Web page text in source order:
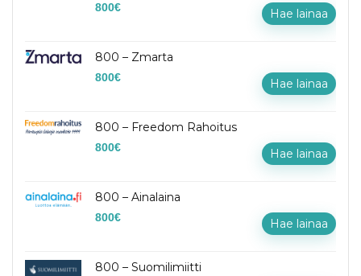
800€ Hae lainaa
800 – Zmarta
800€ Hae lainaa
800 – Freedom Rahoitus
800€ Hae lainaa
800 – Ainalaina
800€ Hae lainaa
800 – Suomilimiitti